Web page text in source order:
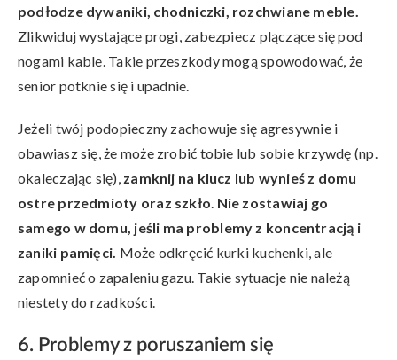
podłodze dywaniki, chodniczki, rozchwiane meble.
Zlikwiduj wystające progi, zabezpiecz plączące się pod
nogami kable. Takie przeszkody mogą spowodować, że
senior potknie się i upadnie.
Jeżeli twój podopieczny zachowuje się agresywnie i
obawiasz się, że może zrobić tobie lub sobie krzywdę (np.
okaleczając się), zamknij na klucz lub wynieś z domu
ostre przedmioty oraz szkło. Nie zostawiaj go
samego w domu, jeśli ma problemy z koncentracją i
zaniki pamięci. Może odkręcić kurki kuchenki, ale
zapomnieć o zapaleniu gazu. Takie sytuacje nie należą
niestety do rzadkości.
6. Problemy z poruszaniem się